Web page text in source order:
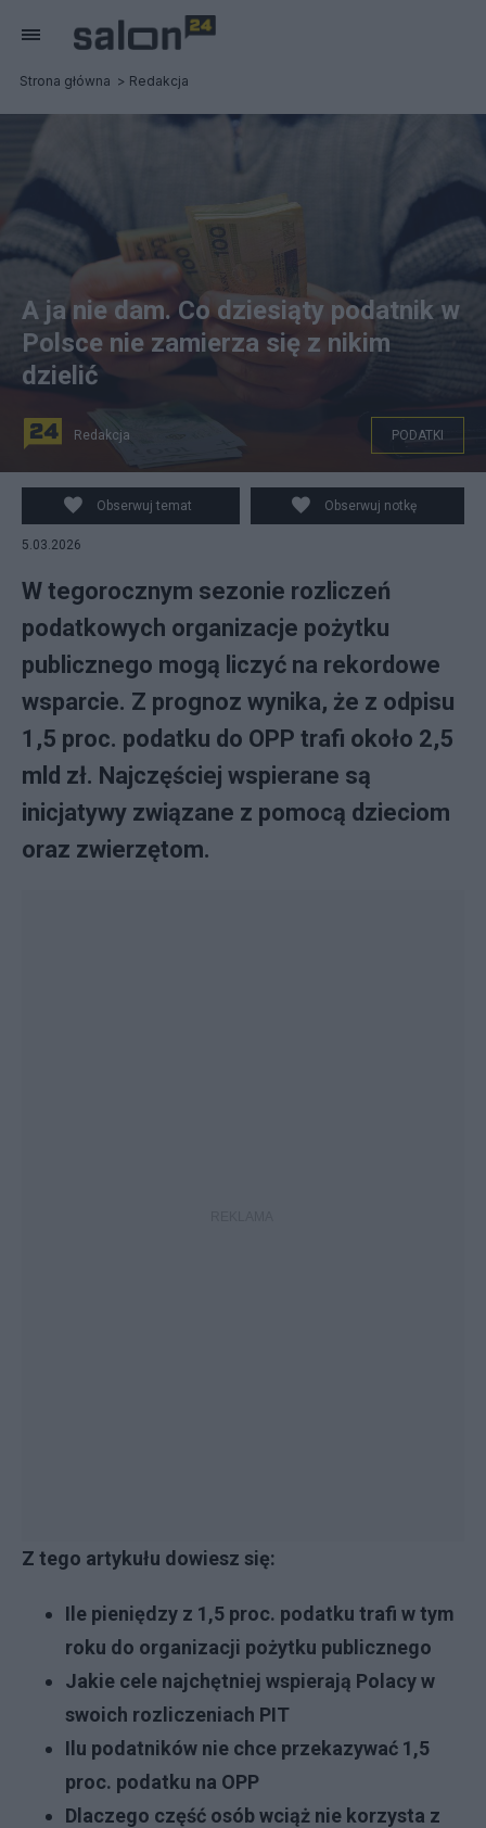
Strona główna Redakcja
na zdjęciu: pieniądze, banknoty o różnuych nominałach
w polskiej walucie zł. fot. PAP/ Marcin Bielecki
A ja nie dam. Co dziesiąty podatnik w
Polsce nie zamierza się z nikim
dzielić
Redakcja PODATKI
Obserwuj temat Obserwuj notkę
5.03.2026
W tegorocznym sezonie rozliczeń
podatkowych organizacje pożytku
publicznego mogą liczyć na rekordowe
wsparcie. Z prognoz wynika, że z odpisu
1,5 proc. podatku do OPP trafi około 2,5
mld zł. Najczęściej wspierane są
inicjatywy związane z pomocą dzieciom
oraz zwierzętom.
Z tego artykułu dowiesz się:
Ile pieniędzy z 1,5 proc. podatku trafi w tym
roku do organizacji pożytku publicznego
Jakie cele najchętniej wspierają Polacy w
swoich rozliczeniach PIT
Ilu podatników nie chce przekazywać 1,5
proc. podatku na OPP
Dlaczego część osób wciąż nie korzysta z